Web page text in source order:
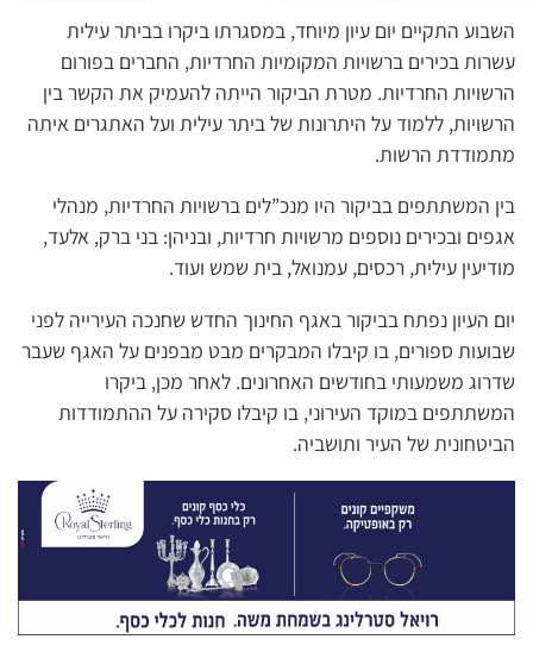
השבוע התקיים יום עיון מיוחד, במסגרתו ביקרו בביתר עילית
עשרות בכירים ברשויות המקומיות החרדיות, החברים בפורום
הרשויות החרדיות. מטרת הביקור הייתה להעמיק את הקשר בין
הרשויות, ללמוד על היתרונות של ביתר עילית ועל האתגרים איתה
מתמודדת הרשות.
בין המשתתפים בביקור היו מנכ”לים ברשויות החרדיות, מנהלי
אגפים ובכירים נוספים מרשויות חרדיות, ובניהן: בני ברק, אלעד,
מודיעין עילית, רכסים, עמנואל, בית שמש ועוד.
יום העיון נפתח בביקור באגף החינוך החדש שחנכה העירייה לפני
שבועות ספורים, בו קיבלו המבקרים מבט מבפנים על האגף שעבר
שדרוג משמעותי בחודשים האחרונים. לאחר מכן, ביקרו
המשתתפים במוקד העירוני, בו קיבלו סקירה על ההתמודדות
הביטחונית של העיר ותושביה.